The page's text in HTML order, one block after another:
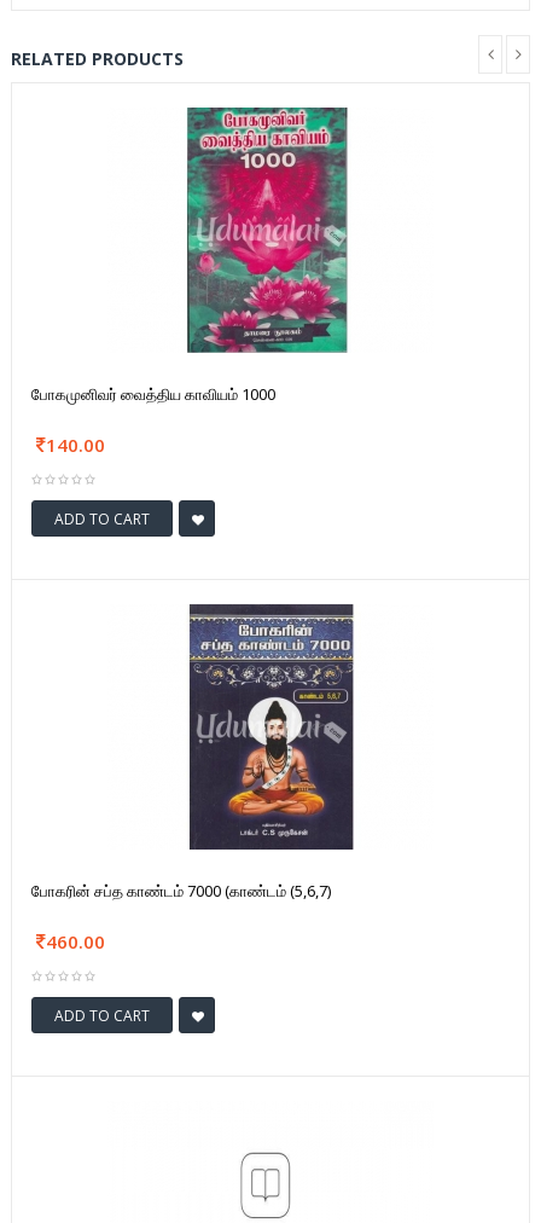
RELATED PRODUCTS
போகமுனிவர் வைத்திய காவியம் 1000
140.00
ADD TO CART
போகரின் சப்த காண்டம் 7000 (காண்டம் (5,6,7)
460.00
ADD TO CART